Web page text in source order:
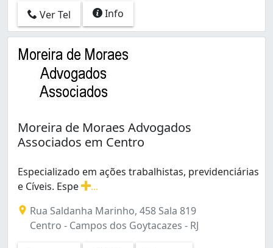
Ver Tel Info
Moreira de Moraes Advogados
Associados em Centro
Especializado em ações trabalhistas, previdenciárias
e Cíveis. Espe
Rua Saldanha Marinho, 458 Sala 819
Centro - Campos dos Goytacazes - RJ